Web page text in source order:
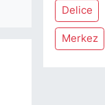
Delice
Merkez